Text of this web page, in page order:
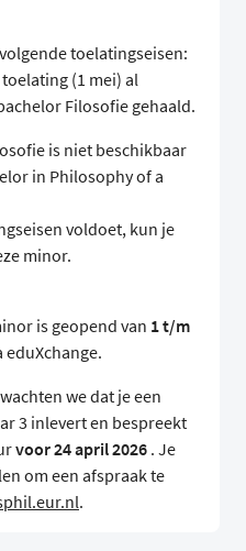
toelatingseisen:
(1 mei) al
Filosofie gehaald.
is niet beschikbaar
in Philosophy of a
voldoet, kun je
minor.
is geopend van 1 t/m
we dat je een
3 inlevert en bespreekt
voor 24 april 2026 . Je
om een afspraak te
.